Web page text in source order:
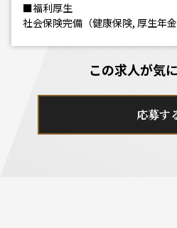
■福利厚生
社会保険完備（健康保険, 厚生年金
この求人が気
応募す